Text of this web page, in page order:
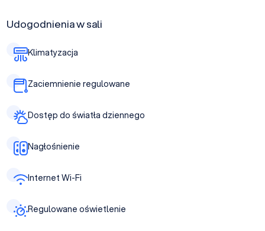
Udogodnienia w sali
Klimatyzacja
Zaciemnienie regulowane
Dostęp do światła dziennego
Nagłośnienie
Internet Wi-Fi
Regulowane oświetlenie